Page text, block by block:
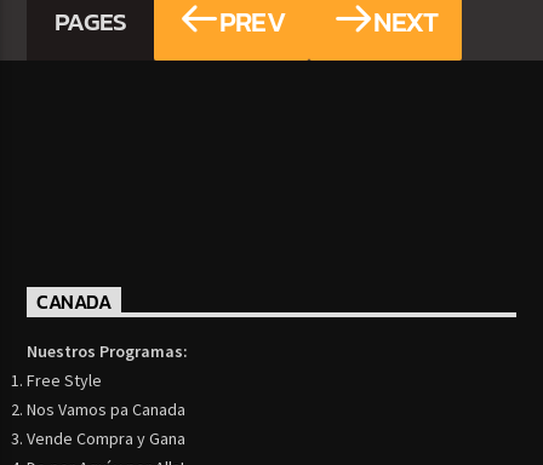
PAGES PREV NEXT
CANADA
Nuestros Programas:
Free Style
Nos Vamos pa Canada
Vende Compra y Gana